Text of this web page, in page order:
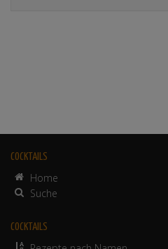
COCKTAILS
Home
Suche
COCKTAILS